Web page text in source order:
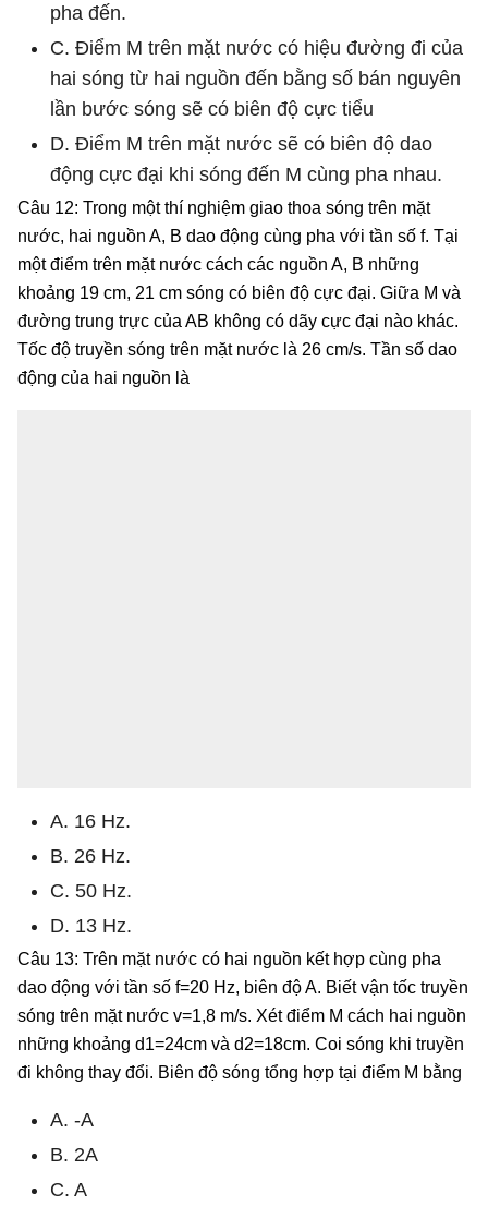
pha đến.
C. Điểm M trên mặt nước có hiệu đường đi của
hai sóng từ hai nguồn đến bằng số bán nguyên
lần bước sóng sẽ có biên độ cực tiểu
D. Điểm M trên mặt nước sẽ có biên độ dao
động cực đại khi sóng đến M cùng pha nhau.
Câu 12: Trong một thí nghiệm giao thoa sóng trên mặt
nước, hai nguồn A, B dao động cùng pha với tần số f. Tại
một điểm trên mặt nước cách các nguồn A, B những
khoảng 19 cm, 21 cm sóng có biên độ cực đại. Giữa M và
đường trung trực của AB không có dãy cực đại nào khác.
Tốc độ truyền sóng trên mặt nước là 26 cm/s. Tần số dao
động của hai nguồn là
A. 16 Hz.
B. 26 Hz.
C. 50 Hz.
D. 13 Hz.
Câu 13: Trên mặt nước có hai nguồn kết hợp cùng pha
dao động với tần số f=20 Hz, biên độ A. Biết vận tốc truyền
sóng trên mặt nước v=1,8 m/s. Xét điểm M cách hai nguồn
những khoảng d1=24cm và d2=18cm. Coi sóng khi truyền
đi không thay đổi. Biên độ sóng tổng hợp tại điểm M bằng
A. -A
B. 2A
C. A